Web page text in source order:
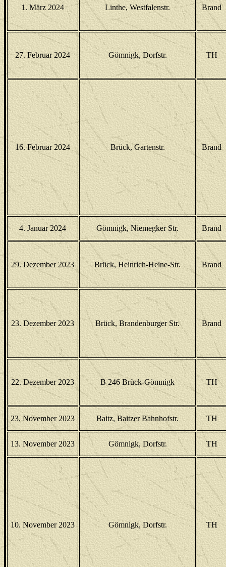
1. März 2024 Linthe, Westfalenstr. Brand
27. Februar 2024 Gömnigk, Dorfstr. TH
16. Februar 2024 Brück, Gartenstr. Brand
4. Januar 2024 Gömnigk, Niemegker Str. Brand
29. Dezember 2023 Brück, Heinrich-Heine-Str. Brand
23. Dezember 2023 Brück, Brandenburger Str. Brand
22. Dezember 2023 B 246 Brück-Gömnigk TH
23. November 2023 Baitz, Baitzer Bahnhofstr. TH
13. November 2023 Gömnigk, Dorfstr. TH
10. November 2023 Gömnigk, Dorfstr. TH